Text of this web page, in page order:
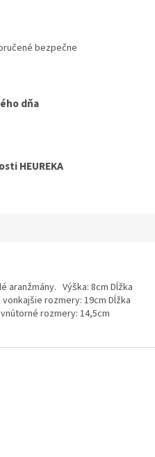
bezpečne
dňa
HEUREKA
aranžmány. Výška: 8cm Dĺžka
rozmery: 19cm Dĺžka
rozmery: 14,5cm